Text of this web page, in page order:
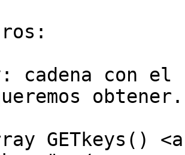
cadena con el
obtener.
GETkeys()